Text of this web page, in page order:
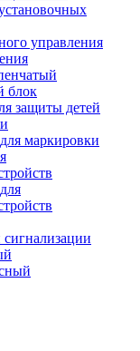
управления
блок
защиты детей
маркировки